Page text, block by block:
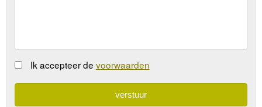
Ik accepteer de voorwaarden